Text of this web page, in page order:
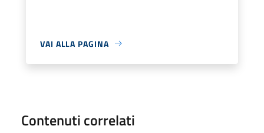
VAI ALLA PAGINA
Contenuti correlati